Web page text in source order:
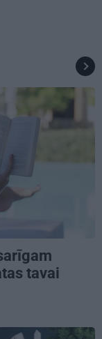
tavai